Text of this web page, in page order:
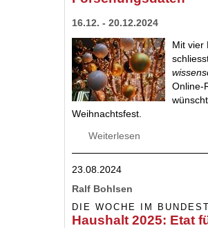
16.12. - 20.12.2024
Mit vier
Online-
Weihnachtsfest.
Weiterlesen
23.08.2024
Ralf Bohlsen
DIE WOCHE IM
Haushalt 2025: Etat